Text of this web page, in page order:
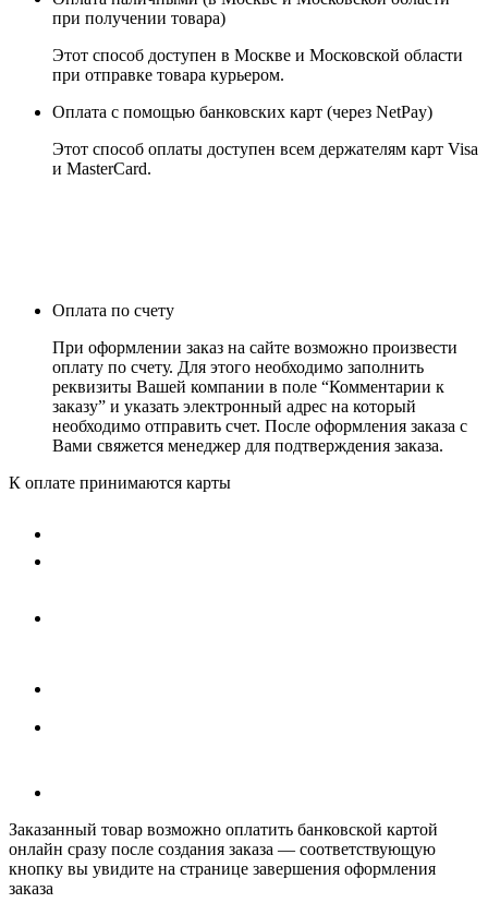
при получении товара)
Этот способ доступен в Москве и Московской области
при отправке товара курьером.
Оплата с помощью банковских карт (через NetPay)
Этот способ оплаты доступен всем держателям карт Visa
и MasterCard.
Оплата по счету
При оформлении заказ на сайте возможно произвести
оплату по счету. Для этого необходимо заполнить
реквизиты Вашей компании в поле “Комментарии к
заказу” и указать электронный адрес на который
необходимо отправить счет. После оформления заказа с
Вами свяжется менеджер для подтверждения заказа.
К оплате принимаются карты
Заказанный товар возможно оплатить банковской картой
онлайн сразу после создания заказа — соответствующую
кнопку вы увидите на странице завершения оформления
заказа